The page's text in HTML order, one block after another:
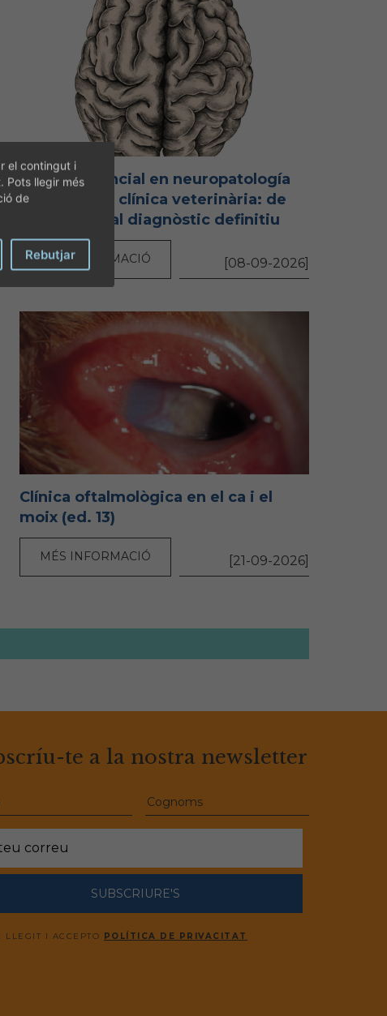
Microcredencial en neuropatología
aplicada a la clínica veterinària: de
l'exploració al diagnòstic definitiu
MÉS INFORMACIÓ [08-09-2026]
Clínica oftalmològica en el ca i el
moix (ed. 13)
MÉS INFORMACIÓ [21-09-2026]
te a la nostra newsletter
SUBSCRIURE'S
LLEGIT I ACCEPTO POLÍTICA DE PRIVACITAT
el contingut i
Pots llegir més
de
Rebutjar